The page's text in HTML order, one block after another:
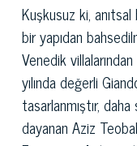
Kuşkusuz ki,
bir yapıdan
Venedik
yılında değerli
tasarlanmıştır,
dayanan Aziz